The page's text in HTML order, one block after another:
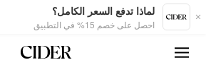
لماذا تدفع السعر الكامل؟
احصل على خصم 15% في التطبيق